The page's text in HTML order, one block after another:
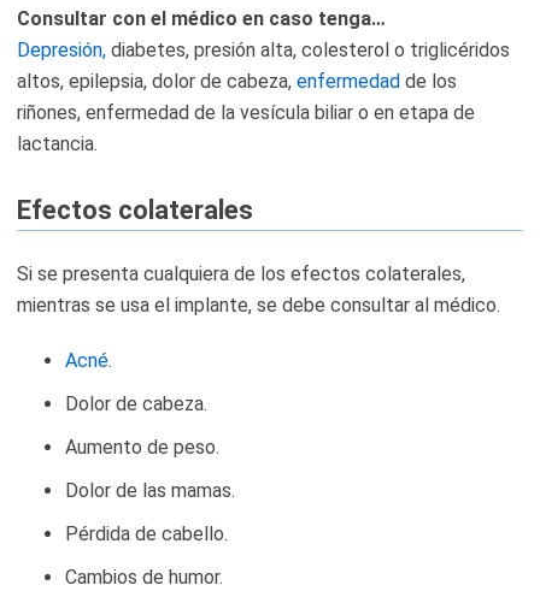
Consultar con el médico en caso tenga…
Depresión, diabetes, presión alta, colesterol o triglicéridos
altos, epilepsia, dolor de cabeza, enfermedad de los
riñones, enfermedad de la vesícula biliar o en etapa de
lactancia.
Efectos colaterales
Si se presenta cualquiera de los efectos colaterales,
mientras se usa el implante, se debe consultar al médico.
Acné.
Dolor de cabeza.
Aumento de peso.
Dolor de las mamas.
Pérdida de cabello.
Cambios de humor.